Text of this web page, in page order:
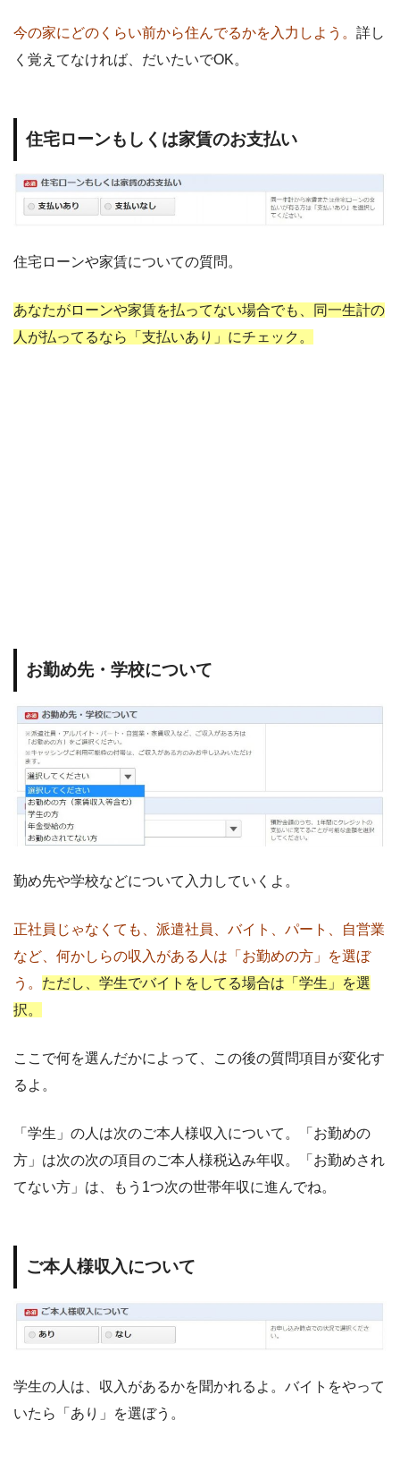
今の家にどのくらい前から住んでるかを入力しよう。 詳し
く覚えてなければ、だいたいでOK。
住宅ローンもしくは家賃のお支払い
住宅ローンや家賃についての質問。
あなたがローンや家賃を払ってない場合でも、同一生計の
人が払ってるなら「支払いあり」にチェック。
お勤め先・学校について
勤め先や学校などについて入力していくよ。
正社員じゃなくても、派遣社員、バイト、パート、自営業
など、何かしらの収入がある人は「お勤めの方」を選ぼ
う。 ただし、学生でバイトをしてる場合は「学生」を選
択。
ここで何を選んだかによって、この後の質問項目が変化す
るよ。
「学生」の人は次のご本人様収入について。「お勤めの
方」は次の次の項目のご本人様税込み年収。「お勤めされ
てない方」は、もう1つ次の世帯年収に進んでね。
ご本人様収入について
学生の人は、収入があるかを聞かれるよ。バイトをやって
いたら「あり」を選ぼう。